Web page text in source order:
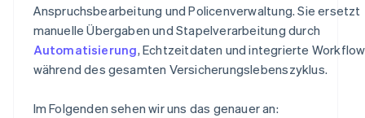
Anspruchsbearbeitung und Policenverwaltung. Sie ersetzt
manuelle Übergaben und Stapelverarbeitung durch
Automatisierung, Echtzeitdaten und integrierte
während des gesamten Versicherungslebenszyklus.
Im Folgenden sehen wir uns das genauer an: